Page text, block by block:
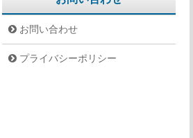
お問い合わせ
プライバシーポリシー